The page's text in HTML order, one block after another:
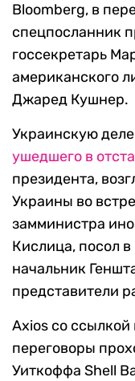
Bloomberg, в
спецпосланник
госсекретарь
американского
Джаред Кушнер.
Украинскую
ушедшего в
президента,
Украины во
замминистра
Кислица, посол
начальник
представители
Axios со ссылкой
переговоры
Уиткоффа Shell